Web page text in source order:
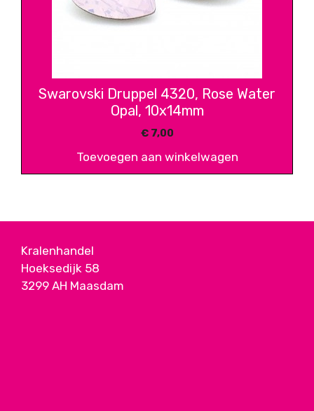
Swarovski Druppel 4320, Rose Water
Opal, 10x14mm
€7,00
Toevoegen aan winkelwagen
Kralenhandel
Hoeksedijk 58
3299 AH Maasdam